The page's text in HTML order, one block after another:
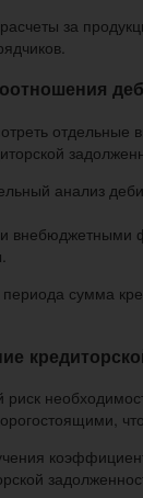
за
отдельные
анализ
периода сумма
риск